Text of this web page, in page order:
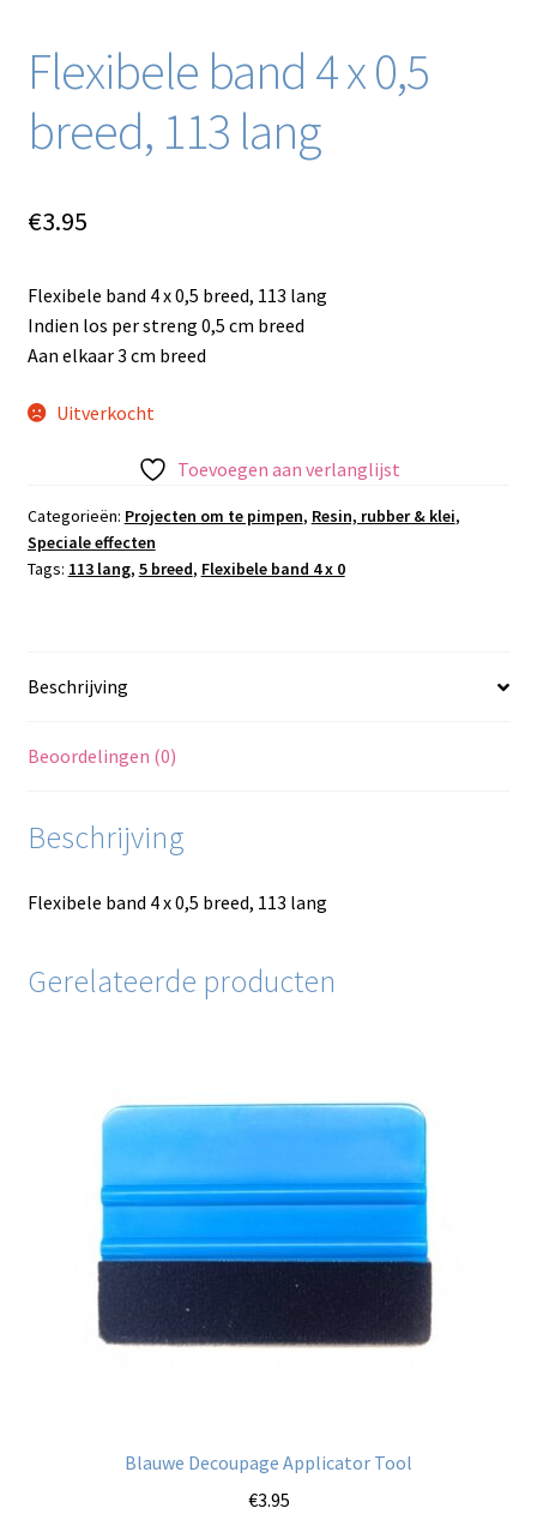
Flexibele band 4 x 0,5
breed, 113 lang
€3.95
Flexibele band 4 x 0,5 breed, 113 lang
Indien los per streng 0,5 cm breed
Aan elkaar 3 cm breed
Uitverkocht
Toevoegen aan verlanglijst
Categorieën: Projecten om te pimpen, Resin, rubber & klei,
Speciale effecten
Tags: 113 lang, 5 breed, Flexibele band 4 x 0
Beschrijving
Beoordelingen (0)
Beschrijving
Flexibele band 4 x 0,5 breed, 113 lang
Gerelateerde producten
Blauwe Decoupage Applicator Tool
€3.95